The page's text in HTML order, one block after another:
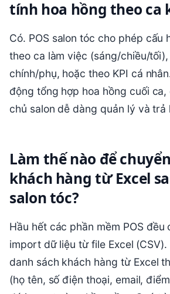
tính hoa hồng theo ca
Có. POS salon tóc cho phép cấu
theo ca làm việc (sáng/chiều/
chính/phụ, hoặc theo KPI cá
động tổng hợp hoa hồng cuối
chủ salon dễ dàng quản lý và trả
Làm thế nào để
khách hàng từ Excel
salon tóc?
Hầu hết các phần mềm POS đều
import dữ liệu từ file Excel
danh sách khách hàng từ Excel
(họ tên, số điện thoại, email,